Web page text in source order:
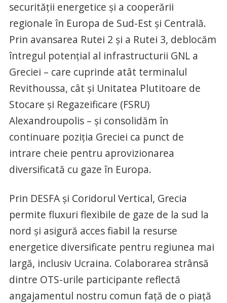
securității energetice și a cooperării
regionale în Europa de Sud-Est și Centrală.
Prin avansarea Rutei 2 și a Rutei 3, deblocăm
întregul potențial al infrastructurii GNL a
Greciei – care cuprinde atât terminalul
Revithoussa, cât și Unitatea Plutitoare de
Stocare și Regazeificare (FSRU)
Alexandroupolis – și consolidăm în
continuare poziția Greciei ca punct de
intrare cheie pentru aprovizionarea
diversificată cu gaze în Europa.
Prin DESFA și Coridorul Vertical, Grecia
permite fluxuri flexibile de gaze de la sud la
nord și asigură acces fiabil la resurse
energetice diversificate pentru regiunea mai
largă, inclusiv Ucraina. Colaborarea strânsă
dintre OTS-urile participante reflectă
angajamentul nostru comun față de o piață